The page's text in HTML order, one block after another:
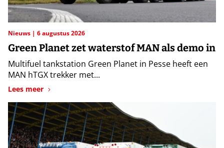
Nieuws 6 augustus 2026
Green Planet zet waterstof MAN als demo in
Multifuel tankstation Green Planet in Pesse heeft een
MAN hTGX trekker met...
Lees meer